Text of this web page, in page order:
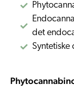
Endocannabinoider – endogene lipidbaserede neurotransmittere produceret af mennesker og dyr i
det